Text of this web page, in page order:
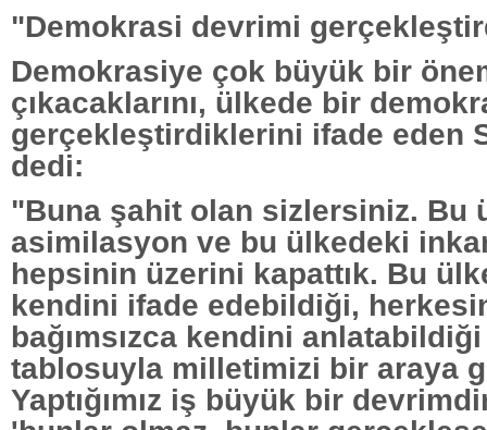
"Demokrasi devrimi
Demokrasiye çok büyük bir
çıkacaklarını, ülkede bir
gerçekleştirdiklerini ifade eden
dedi:
"Buna şahit olan sizlersiniz. Bu
asimilasyon ve bu ülkedeki
hepsinin üzerini kapattık. Bu
kendini ifade edebildiği,
bağımsızca kendini
tablosuyla milletimizi bir araya
Yaptığımız iş büyük bir